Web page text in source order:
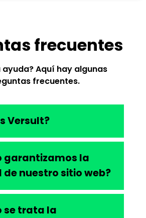
frecuentes
ayuda? Aquí hay algunas
frecuentes.
Versult?
garantizamos la
nuestro sitio web?
se trata la